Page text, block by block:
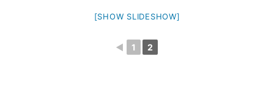
[SHOW SLIDESHOW]
◄ 1 2